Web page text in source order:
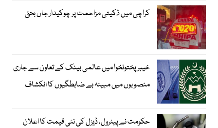
کراچی میں ڈکیتی مزاحمت پر چوکیدار جاں بحق
خیبرپختونخوا میں عالمی بینک کے تعاون سے جاری
منصوبوں میں مبینہ بے ضابطگیوں کا انکشاف
حکومت نے پیٹرول، ڈیزل کی نئی قیمت کا اعلان